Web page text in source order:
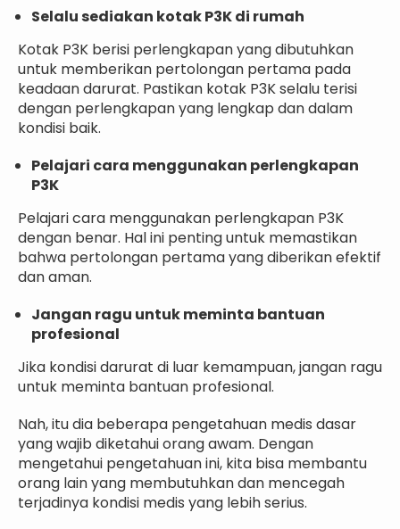
Selalu sediakan kotak P3K di rumah
Kotak P3K berisi perlengkapan yang dibutuhkan
untuk memberikan pertolongan pertama pada
keadaan darurat. Pastikan kotak P3K selalu terisi
dengan perlengkapan yang lengkap dan dalam
kondisi baik.
Pelajari cara menggunakan perlengkapan
P3K
Pelajari cara menggunakan perlengkapan P3K
dengan benar. Hal ini penting untuk memastikan
bahwa pertolongan pertama yang diberikan efektif
dan aman.
Jangan ragu untuk meminta bantuan
profesional
Jika kondisi darurat di luar kemampuan, jangan ragu
untuk meminta bantuan profesional.
Nah, itu dia beberapa pengetahuan medis dasar
yang wajib diketahui orang awam. Dengan
mengetahui pengetahuan ini, kita bisa membantu
orang lain yang membutuhkan dan mencegah
terjadinya kondisi medis yang lebih serius.